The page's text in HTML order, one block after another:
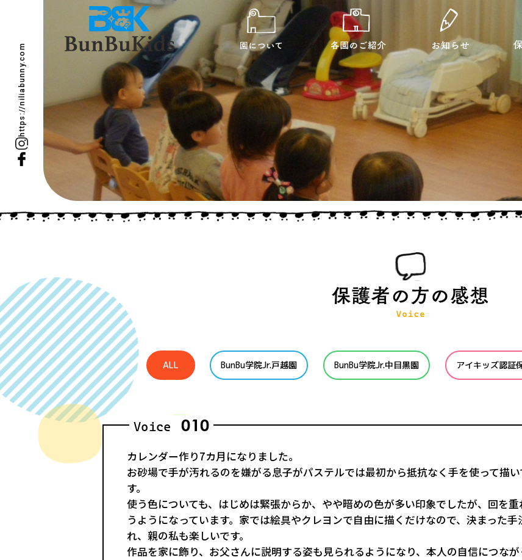
https://niliabunny.com
ALL BunBu学院Jr.戸越園 BunBu学院Jr.中目黒園 アイキッズ認証
Voice 010
カレンダー作り7カ月になりました。
お砂場で手が汚れるのを嫌がる息子がパステルでは最初から抵抗なく手を使って描
す。
使う色についても、はじめは緊張からか、やや暗めの色が多い印象でしたが、回を
うようになっています。家では絵具やクレヨンで自由に描くだけなので、決まった
れ、親の私も楽しいです。
作品を家に飾り、お父さんに説明する姿も見られるようになり、本人の自信につなが